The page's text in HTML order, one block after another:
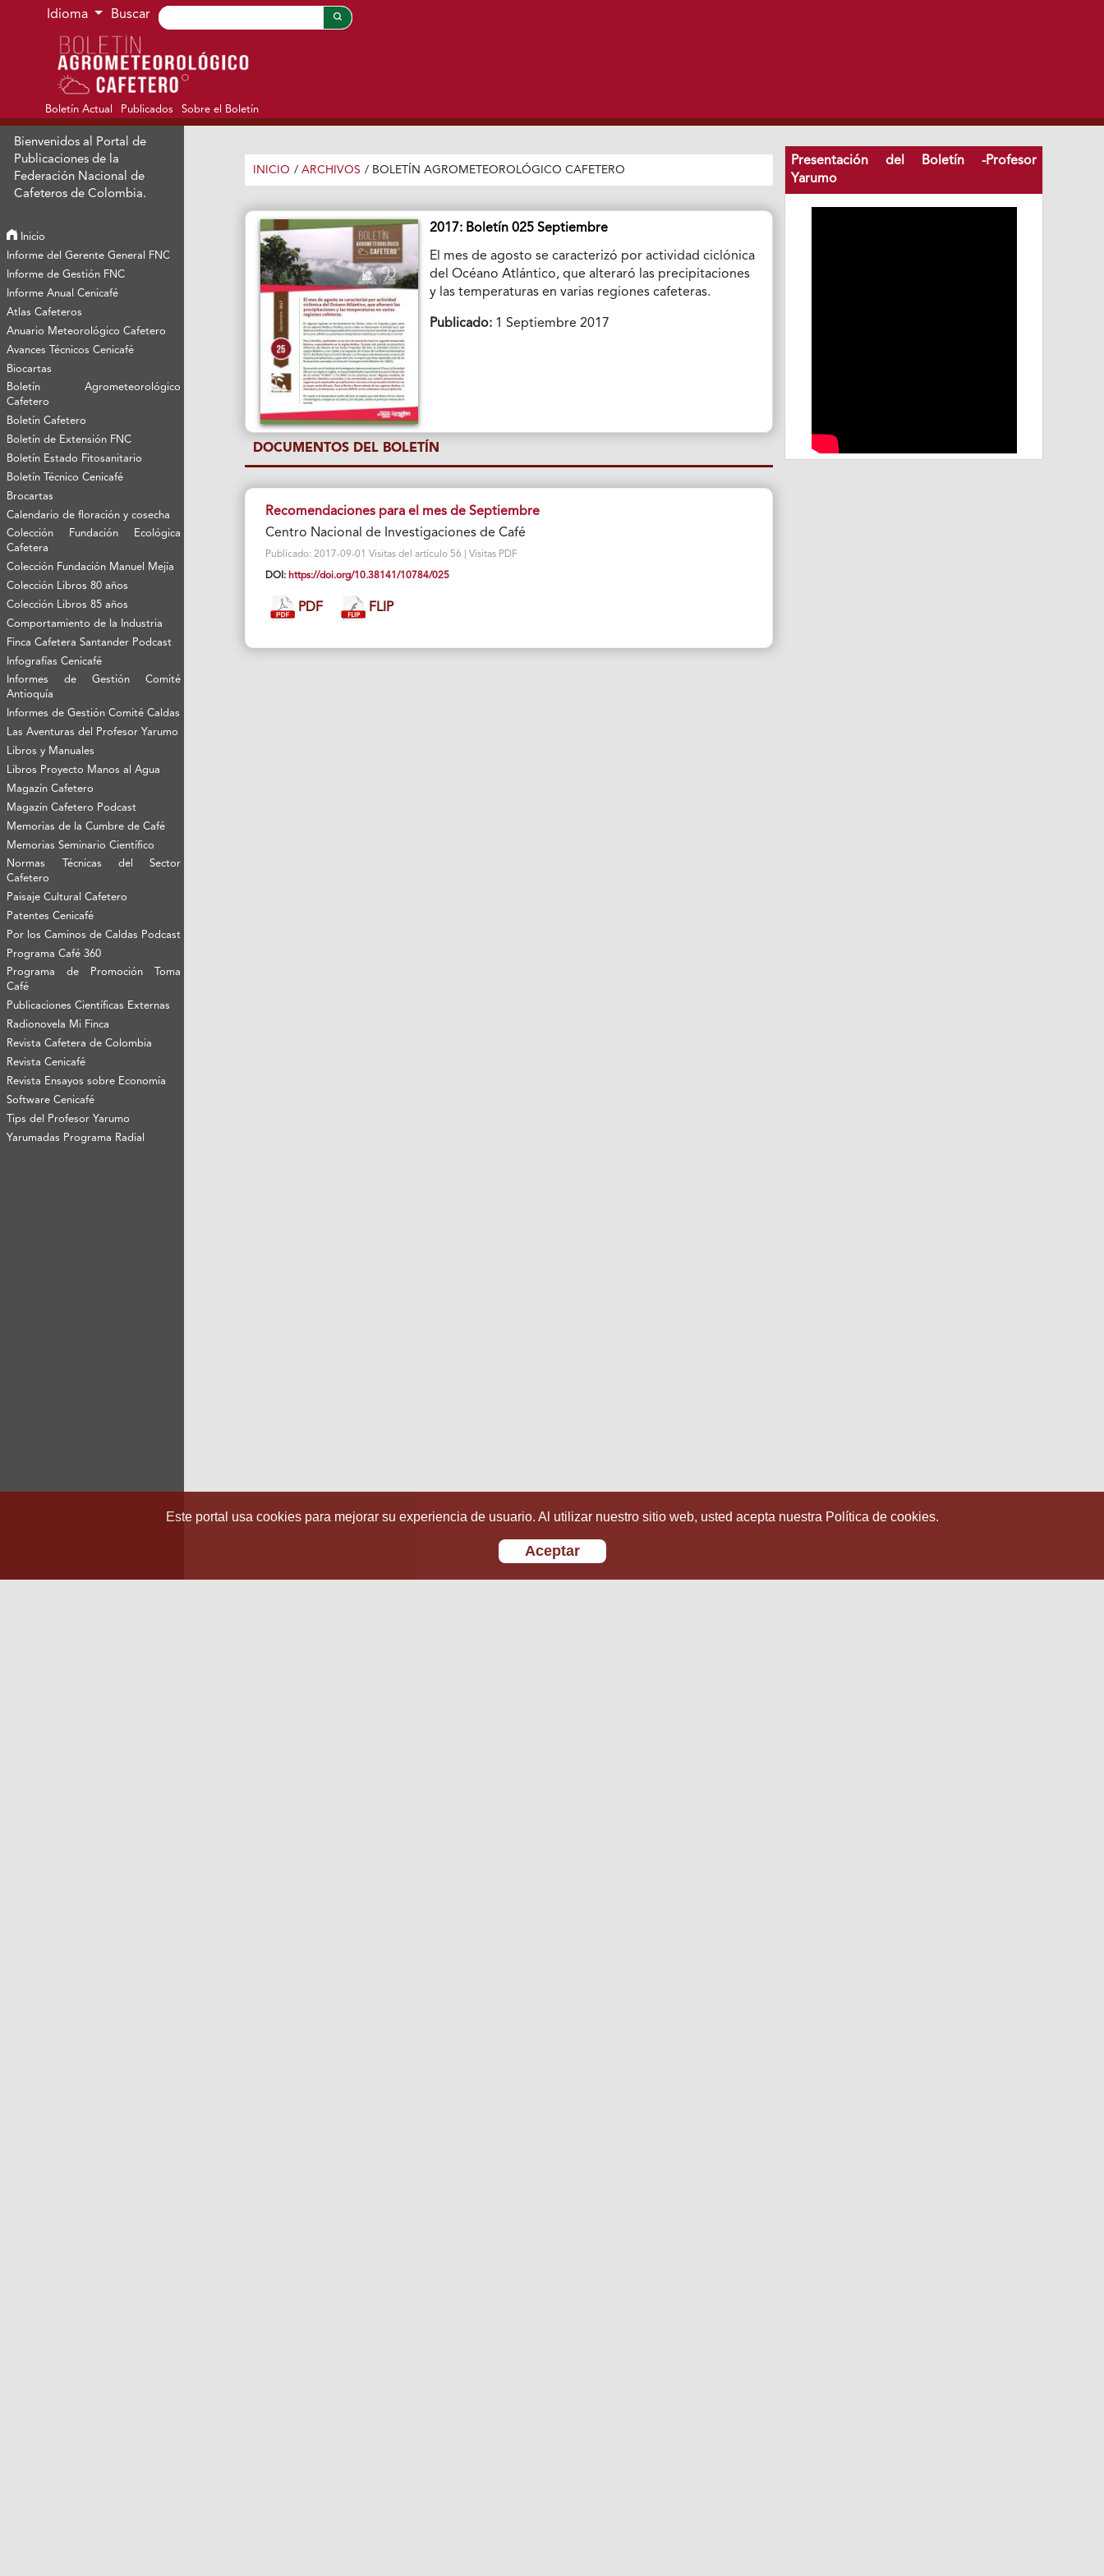
Ir al menú de navegación principal
Ir al contenido principal
Ir al pie de página del sitio
Idioma Buscar
Boletín Actual Publicados Sobre el Boletín
Bienvenidos al Portal de
Publicaciones de la
Federación Nacional de
Cafeteros de Colombia.
Inicio
Informe del Gerente General FNC
Informe de Gestión FNC
Informe Anual Cenicafé
Atlas Cafeteros
Anuario Meteorológico Cafetero
Avances Técnicos Cenicafé
Biocartas
Boletín Agrometeorológico
Cafetero
Boletín Cafetero
Boletín de Extensión FNC
Boletín Estado Fitosanitario
Boletín Técnico Cenicafé
Brocartas
Calendario de floración y cosecha
Colección Fundación Ecológica
Cafetera
Colección Fundación Manuel Mejía
Colección Libros 80 años
Colección Libros 85 años
Comportamiento de la Industria
Finca Cafetera Santander Podcast
Infografías Cenicafé
Informes de Gestión Comité
Antioquía
Informes de Gestión Comité Caldas
Las Aventuras del Profesor Yarumo
Libros y Manuales
Libros Proyecto Manos al Agua
Magazín Cafetero
Magazín Cafetero Podcast
Memorias de la Cumbre de Café
Memorias Seminario Científico
Normas Técnicas del Sector
Cafetero
Paisaje Cultural Cafetero
Patentes Cenicafé
Por los Caminos de Caldas Podcast
Programa Café 360
Programa de Promoción Toma
Café
Publicaciones Científicas Externas
Radionovela Mi Finca
Revista Cafetera de Colombia
Revista Cenicafé
Revista Ensayos sobre Economía
Software Cenicafé
Tips del Profesor Yarumo
Yarumadas Programa Radial
INICIO / ARCHIVOS / BOLETÍN AGROMETEOROLÓGICO CAFETERO
2017: Boletín 025 Septiembre
El mes de agosto se caracterizó por actividad ciclónica
del Océano Atlántico, que alteraró las precipitaciones
y las temperaturas en varias regiones cafeteras.
Publicado: 1 Septiembre 2017
DOCUMENTOS DEL BOLETÍN
Recomendaciones para el mes de Septiembre
Centro Nacional de Investigaciones de Café
Publicado: 2017-09-01 Visitas del artículo 56 | Visitas PDF
DOI: https://doi.org/10.38141/10784/025
PDF FLIP
Presentación del Boletín -Profesor
Yarumo
Este portal usa cookies para mejorar su experiencia de usuario. Al utilizar nuestro sitio web, usted acepta nuestra Política de cookies.
Aceptar